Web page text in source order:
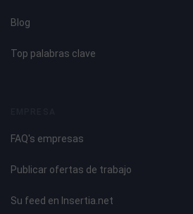
Blog
Top palabras clave
FAQ's empresas
Publicar ofertas de trabajo
Su feed en Insertia.net